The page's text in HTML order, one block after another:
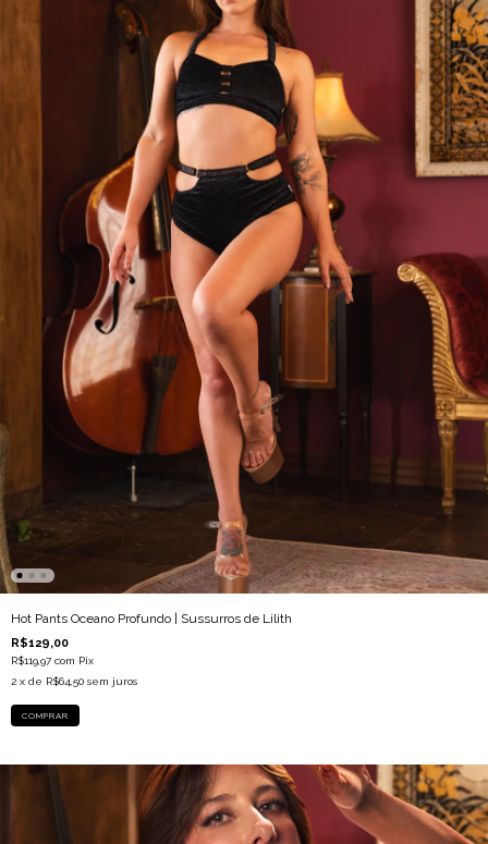
Hot Pants Oceano Profundo | Sussurros de Lilith
R$129,00
R$119,97 com Pix
2 x de R$64,50 sem juros
COMPRAR